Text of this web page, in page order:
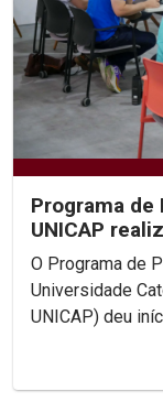
Programa de
UNICAP
Filosófica
O Programa de
Universidade
UNICAP) deu